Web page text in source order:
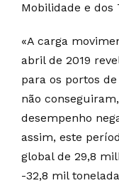
Mobilidade e dos
«A carga
abril de 2019
para os portos
não
desempenho
assim, este
global de 29,8
-32,8 mil